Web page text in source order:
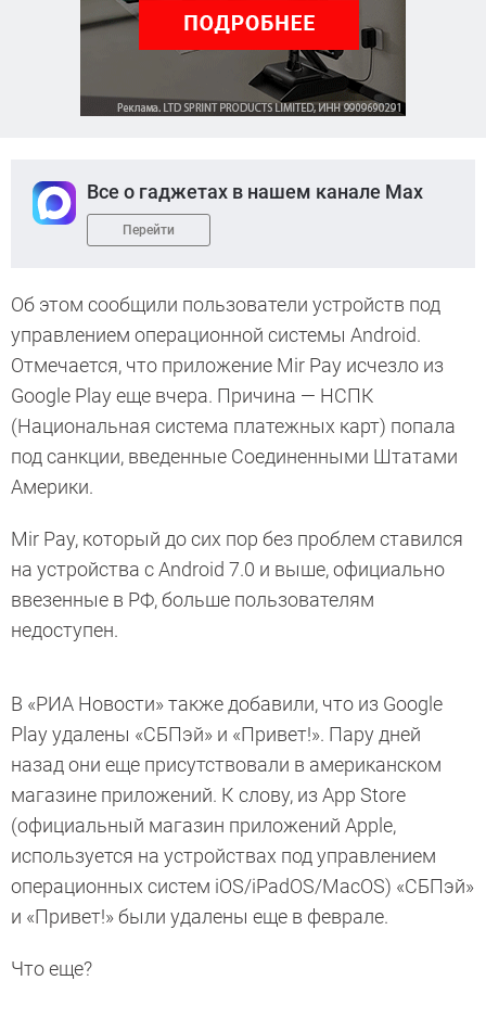
Все о гаджетах в нашем канале Max
Перейти
Об этом сообщили пользователи устройств под
управлением операционной системы Android.
Отмечается, что приложение Mir Pay исчезло из
Google Play еще вчера. Причина — НСПК
(Национальная система платежных карт) попала
под санкции, введенные Соединенными Штатами
Америки.
Mir Pay, который до сих пор без проблем ставился
на устройства с Android 7.0 и выше, официально
ввезенные в РФ, больше пользователям
недоступен.
В «РИА Новости» также добавили, что из Google
Play удалены «СБПэй» и «Привет!». Пару дней
назад они еще присутствовали в американском
магазине приложений. К слову, из App Store
(официальный магазин приложений Apple,
используется на устройствах под управлением
операционных систем iOS/iPadOS/MacOS) «СБПэй»
и «Привет!» были удалены еще в феврале.
Что еще?